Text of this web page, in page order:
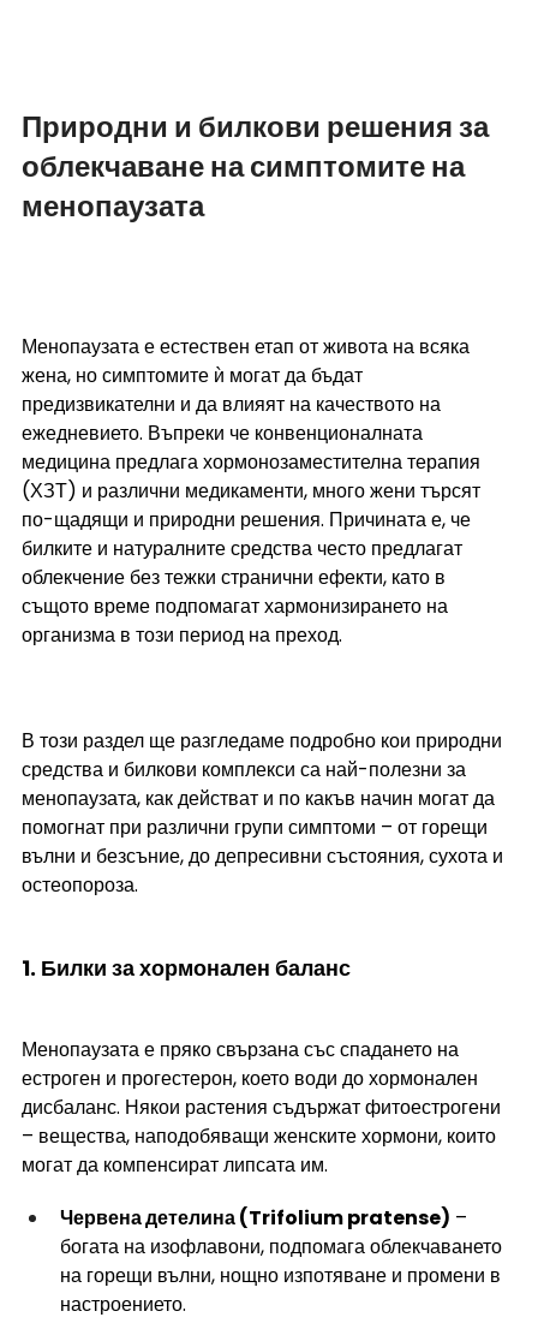
Природни и билкови решения за
облекчаване на симптомите на
менопаузата
Менопаузата е естествен етап от живота на всяка
жена, но симптомите ѝ могат да бъдат
предизвикателни и да влияят на качеството на
ежедневието. Въпреки че конвенционалната
медицина предлага хормонозаместителна терапия
(ХЗТ) и различни медикаменти, много жени търсят
по-щадящи и природни решения. Причината е, че
билките и натуралните средства често предлагат
облекчение без тежки странични ефекти, като в
същото време подпомагат хармонизирането на
организма в този период на преход.
В този раздел ще разгледаме подробно кои природни
средства и билкови комплекси са най-полезни за
менопаузата, как действат и по какъв начин могат да
помогнат при различни групи симптоми – от горещи
вълни и безсъние, до депресивни състояния, сухота и
остеопороза.
1. Билки за хормонален баланс
Менопаузата е пряко свързана със спадането на
естроген и прогестерон, което води до хормонален
дисбаланс. Някои растения съдържат фитоестрогени
– вещества, наподобяващи женските хормони, които
могат да компенсират липсата им.
Червена детелина (Trifolium pratense) –
богата на изофлавони, подпомага облекчаването
на горещи вълни, нощно изпотяване и промени в
настроението.